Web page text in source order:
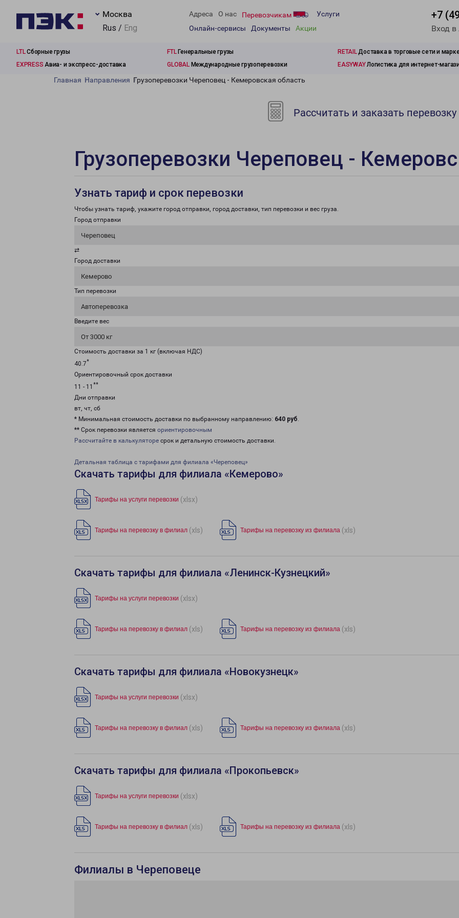
Москва
Rus / Eng
Адреса О нас Перевозчикам
Услуги
Онлайн-сервисы
Документы Акции
+7
Вход
LTLСборные грузы FTLГенеральные грузы RETAILДоставка в торговые сети и
EXPRESS Авиа- и экспресс-доставка GLOBALМеждународные грузоперевозки EASYWAYЛогистика для интернет-
Главная Направления Грузоперевозки Череповец - Кемеровская область
Рассчитать и заказать перевозку
Грузоперевозки Череповец -
Узнать тариф и срок перевозки
Чтобы узнать тариф, укажите город отправки, город доставки, тип перевозки и вес груза.
Город отправки
Череповец
⇄
Город доставки
Кемерово
Тип перевозки
Автоперевозка
Введите вес
От 3000 кг
Стоимость доставки за 1 кг (включая НДС)
40.7*
Ориентировочный срок доставки
11 - 11 **
Дни отправки
вт, чт, сб
* Минимальная стоимость доставки по выбранному направлению: 640 руб.
** Срок перевозки является ориентировочным
Рассчитайте в калькуляторе срок и детальную стоимость доставки.
Детальная таблица с тарифами для филиала «Череповец»
Скачать тарифы для филиала «Кемерово»
Тарифы на услуги перевозки (xlsx)
Тарифы на перевозку в филиал (xls) Тарифы на перевозку из филиала (xls)
Скачать тарифы для филиала «Ленинск-Кузнецкий»
Тарифы на услуги перевозки (xlsx)
Тарифы на перевозку в филиал (xls) Тарифы на перевозку из филиала (xls)
Скачать тарифы для филиала «Новокузнецк»
Тарифы на услуги перевозки (xlsx)
Тарифы на перевозку в филиал (xls) Тарифы на перевозку из филиала (xls)
Скачать тарифы для филиала «Прокопьевск»
Тарифы на услуги перевозки (xlsx)
Тарифы на перевозку в филиал (xls) Тарифы на перевозку из филиала (xls)
Филиалы в Череповеце